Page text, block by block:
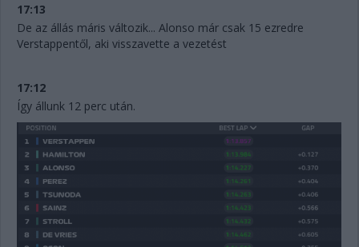
17:13
De az állás máris változik... Alonso már csak 15 ezredre
Verstappentől, aki visszavette a vezetést
17:12
Így állunk 12 perc után.